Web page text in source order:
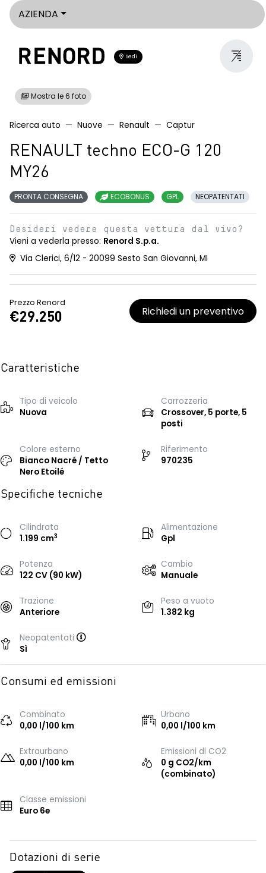
AZIENDA
Sedi
Mostra le 6 foto
Ricerca auto Nuove Renault Captur
RENAULT techno ECO-G 120
MY26
PRONTA CONSEGNA ECOBONUS GPL NEOPATENTATI
Desideri vedere questa vettura dal vivo?
Vieni a vederla presso: Renord S.p.a.
Via Clerici, 6/12 - 20099 Sesto San Giovanni, MI
Prezzo Renord
€29.250 Richiedi un preventivo
Caratteristiche
Tipo di veicolo
Nuova
Carrozzeria
Crossover, 5 porte, 5
posti
Colore esterno
Bianco Nacré / Tetto
Nero Etoilé
Riferimento
970235
Specifiche tecniche
Cilindrata
1.199 cm3
Alimentazione
Gpl
Potenza
122 CV (90 kW)
Cambio
Manuale
Trazione
Anteriore
Peso a vuoto
1.382 kg
Neopatentati
Sì
Consumi ed emissioni
Combinato
0,00 l/100 km
Urbano
0,00 l/100 km
Extraurbano
0,00 l/100 km
Emissioni di CO2
0 g CO2/km
(combinato)
Classe emissioni
Euro 6e
Dotazioni di serie